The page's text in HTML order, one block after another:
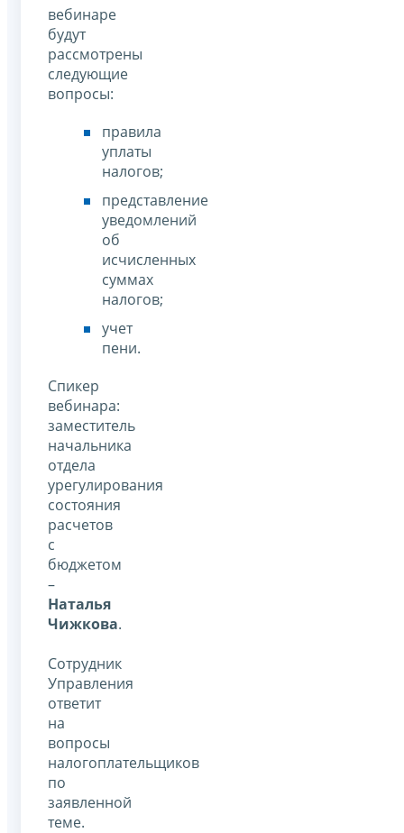
вебинаре
будут
рассмотрены
следующие
вопросы:
правила
уплаты
налогов;
представление
уведомлений
об
исчисленных
суммах
налогов;
учет
пени.
Спикер
вебинара:
заместитель
начальника
отдела
урегулирования
состояния
расчетов
с
бюджетом
–
Наталья
Чижкова.
Сотрудник
Управления
ответит
на
вопросы
налогоплательщиков
по
заявленной
теме.